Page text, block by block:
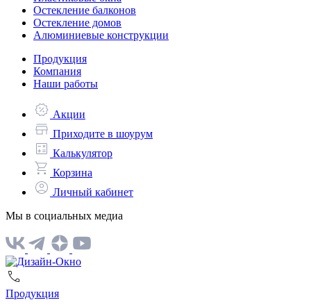
Остекление балконов
Остекление домов
Алюминиевые конструкции
Продукция
Компания
Наши работы
Акции
Приходите в шоурум
Калькулятор
Корзина
Личный кабинет
Мы в социальных медиа
Продукция